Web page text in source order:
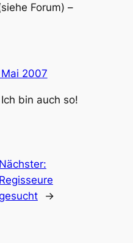
Forum) –
2007
Ich bin auch so!
Nächster:
Regisseure
→